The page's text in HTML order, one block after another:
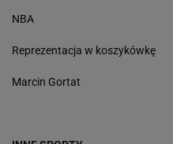
NBA
Reprezentacja w koszykówkę
Marcin Gortat